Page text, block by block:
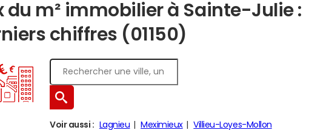
du m² immobilier à Sainte-Julie :
chiffres (01150)
Voir aussi : Lagnieu Meximieux Villieu-Loyes-Mollon